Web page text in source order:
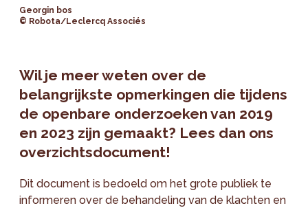
Georgin bos
© Robota/Leclercq Associés
Wil je meer weten over de
belangrijkste opmerkingen die tijdens
de openbare onderzoeken van 2019
en 2023 zijn gemaakt? Lees dan ons
overzichtsdocument!
Dit document is bedoeld om het grote publiek te
informeren over de behandeling van de klachten en